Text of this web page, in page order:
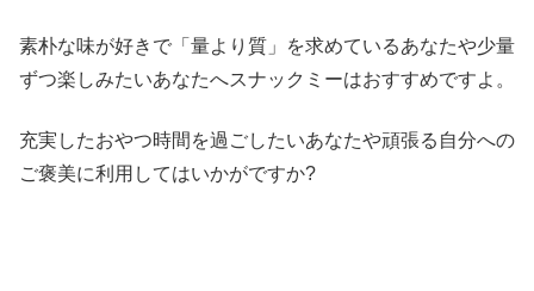
素朴な味が好きで「量より質」を求めているあなたや少量
ずつ楽しみたいあなたへスナックミーはおすすめですよ。
充実したおやつ時間を過ごしたいあなたや頑張る自分への
ご褒美に利用してはいかがですか?